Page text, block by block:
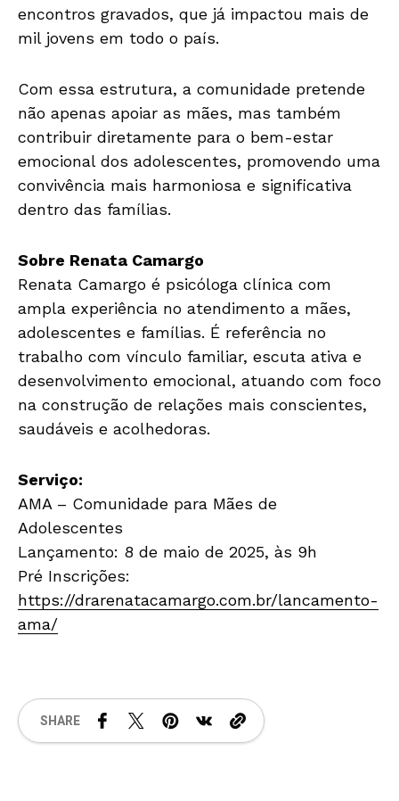
encontros gravados, que já impactou mais de
mil jovens em todo o país.
Com essa estrutura, a comunidade pretende
não apenas apoiar as mães, mas também
contribuir diretamente para o bem-estar
emocional dos adolescentes, promovendo uma
convivência mais harmoniosa e significativa
dentro das famílias.
Sobre Renata Camargo
Renata Camargo é psicóloga clínica com
ampla experiência no atendimento a mães,
adolescentes e famílias. É referência no
trabalho com vínculo familiar, escuta ativa e
desenvolvimento emocional, atuando com foco
na construção de relações mais conscientes,
saudáveis e acolhedoras.
Serviço:
AMA – Comunidade para Mães de
Adolescentes
Lançamento: 8 de maio de 2025, às 9h
Pré Inscrições:
https://drarenatacamargo.com.br/lancamento-
ama/
SHARE